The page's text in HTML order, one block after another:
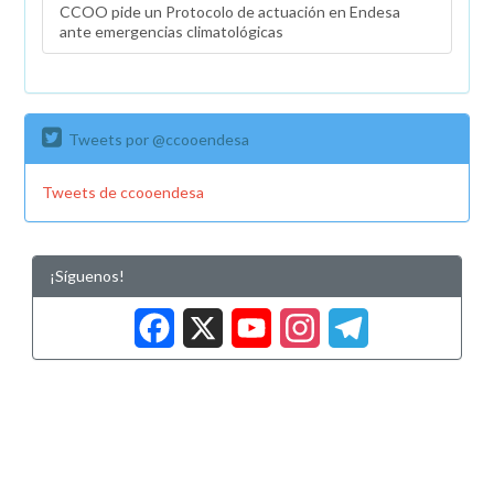
CCOO pide un Protocolo de actuación en Endesa
ante emergencias climatológicas
Tweets por @ccooendesa
Tweets de ccooendesa
¡Síguenos!
Facebook
X